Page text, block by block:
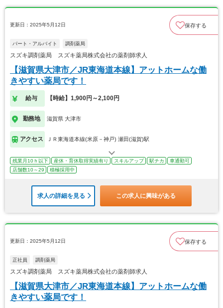
更新日：2025年5月12日 保存する
パート・アルバイト 調剤薬局
スズキ調剤薬局 スズキ薬局株式会社の薬剤師求人
【滋賀県大津市／JR東海道本線】アットホームな働
きやすい薬局です！
給与 【時給】1,900円～2,100円
勤務地 滋賀県 大津市
アクセス ＪＲ東海道本線(米原－神戸) 瀬田(滋賀)駅
残業月10ｈ以下 産休・育休取得実績有り スキルアップ 駅チカ
車通勤可
店舗数10～29
積極採用中
求人の詳細を見る この求人に興味がある
更新日：2025年5月12日 保存する
正社員 調剤薬局
スズキ調剤薬局 スズキ薬局株式会社の薬剤師求人
【滋賀県大津市／JR東海道本線】アットホームな働
きやすい薬局です！